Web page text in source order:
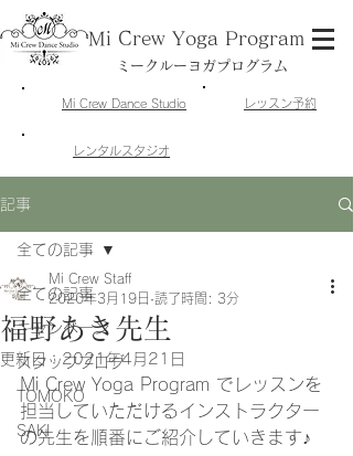
Mi Crew Yoga Program
ミークルーヨガプログラム
​Mi Crew Dance Studio ​レッスン予約
​レンタルスタジオ
記事
全ての記事
キャンペーン
スタッフブログ
TOMOKO
SAKI
全ての記事
福野あき先生
Mi Crew Staff
2020年3月19日 読了時間: 3分
更新日：2021年4月21日
Mi Crew Yoga Program でレッスンを
担当していただけるインストラクター
の先生を順番にご紹介していきます♪